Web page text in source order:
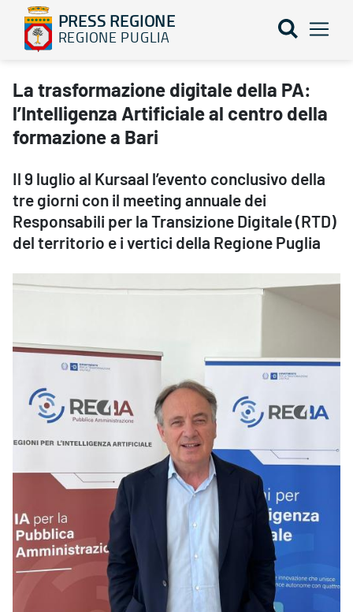
PRESS REGIONE
REGIONE PUGLIA
La trasformazione digitale della PA: l’Intelligenza Artificiale al
La trasformazione digitale della PA:
l’Intelligenza Artificiale al centro della
formazione a Bari
Il 9 luglio al Kursaal l’evento conclusivo della
tre giorni con il meeting annuale dei
Responsabili per la Transizione Digitale (RTD)
del territorio e i vertici della Regione Puglia